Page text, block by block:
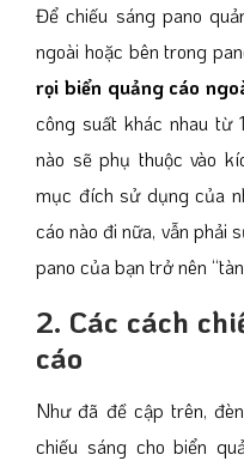
Để chiếu sáng pano
ngoài hoặc bên trong
rọi biển quảng cáo
công suất khác nhau từ
nào sẽ phụ thuộc vào
mục đích sử dụng của
cáo nào đi nữa, vẫn phải
pano của bạn trở nên
2. Các cách
cáo
Như đã đề cập trên,
chiếu sáng cho biển